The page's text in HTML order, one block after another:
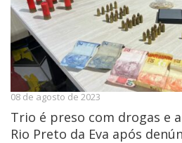
08 de agosto de 2023
Trio é preso com drogas e
Rio Preto da Eva após